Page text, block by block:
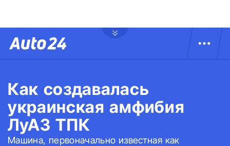
Как создавалась
украинская амфибия
ЛуАЗ ТПК
Машина, первоначально известная как